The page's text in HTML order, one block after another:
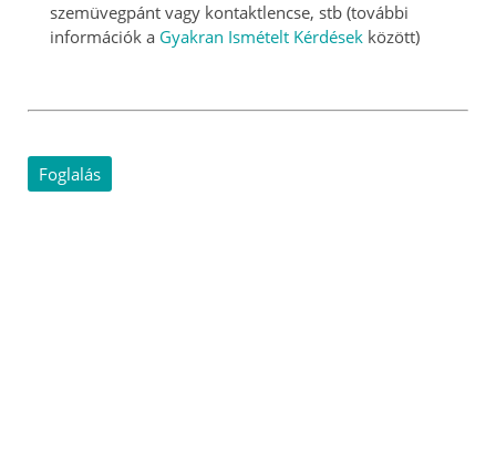
szemüvegpánt vagy kontaktlencse, stb (további
információk a Gyakran Ismételt Kérdések között)
Foglalás